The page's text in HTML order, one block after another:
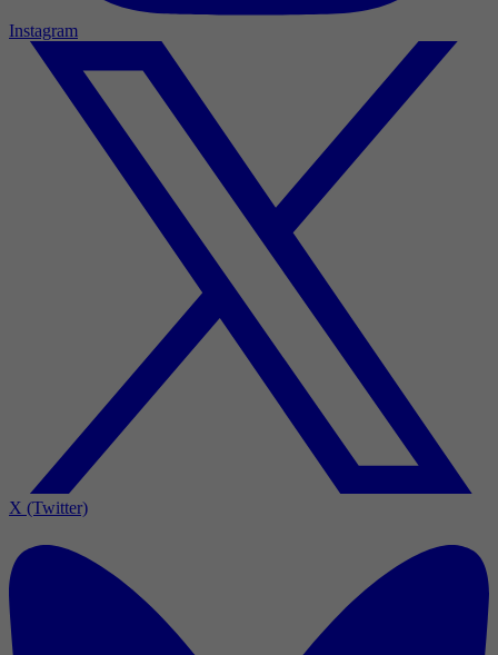
Instagram
X (Twitter)